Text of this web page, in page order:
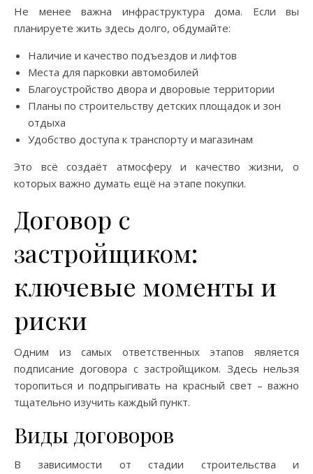
Не менее важна инфраструктура дома. Если вы
планируете жить здесь долго, обдумайте:
Наличие и качество подъездов и лифтов
Места для парковки автомобилей
Благоустройство двора и дворовые территории
Планы по строительству детских площадок и зон
отдыха
Удобство доступа к транспорту и магазинам
Это всё создаёт атмосферу и качество жизни, о
которых важно думать ещё на этапе покупки.
Договор с
застройщиком:
ключевые моменты и
риски
Одним из самых ответственных этапов является
подписание договора с застройщиком. Здесь нельзя
торопиться и подпрыгивать на красный свет – важно
тщательно изучить каждый пункт.
Виды договоров
В зависимости от стадии строительства и